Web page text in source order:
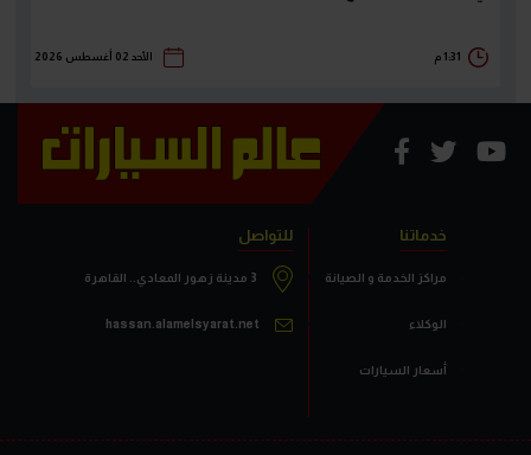
1:31 م الأحد 02 أغسطس 2026
خدماتنا
مراكز الخدمة و الصيانة
الوكلاء
أسعار السيارات
للتواصل
3 مدينة زهور المعادي.. القاهرة
hassan.alamelsyarat.net